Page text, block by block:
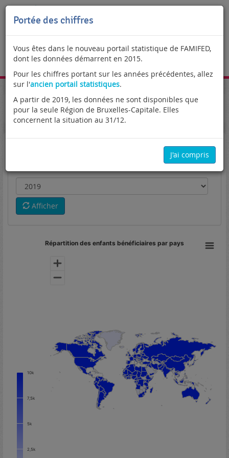
Portée des chiffres
Vous êtes dans le nouveau portail statistique de FAMIFED,
dont les données démarrent en 2015.
Pour les chiffres portant sur les années précédentes, allez
sur l'ancien portail statistiques.
A partir de 2019, les données ne sont disponibles que
pour la seule Région de Bruxelles-Capitale. Elles
concernent la situation au 31/12.
J'ai compris
FR
Portail statistique
Attributaires de nationalité étrangère
Les chiffres clés en un coup d'oeil
Enfants bénéficiaires
Afficher
Répartition des enfants bénéficiaires par pays
2,5k
5k
7,5k
10k